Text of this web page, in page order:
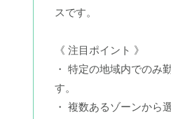
スです。
《 注目ポイント 》
・ 特定の地域内でのみ
す。
・ 複数あるゾーンから